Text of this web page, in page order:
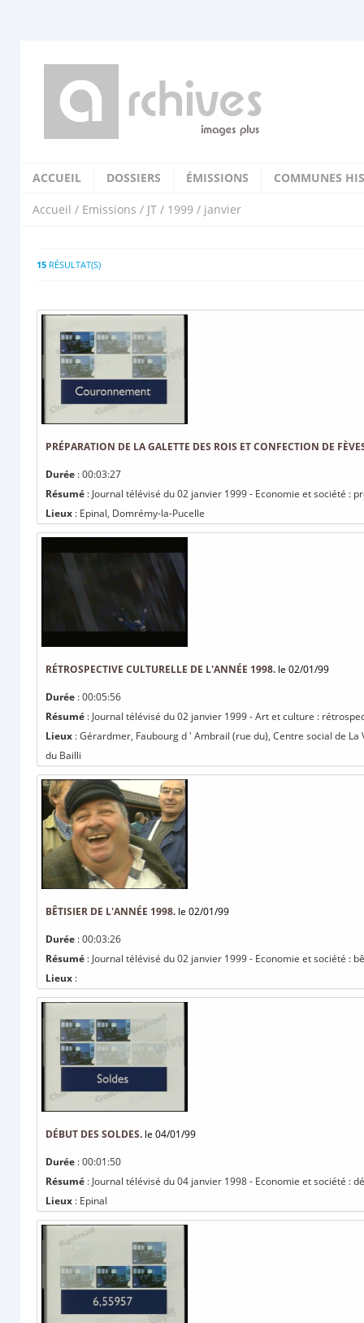
ACCUEIL DOSSIERS ÉMISSIONS COMMUNES
Accueil / Emissions / JT / 1999 / janvier
15 RÉSULTAT(S)
PRÉPARATION DE LA GALETTE DES ROIS ET CONFECTION DE
Durée : 00:03:27
Résumé : Journal télévisé du 02 janvier 1999 - Economie et société :
Lieux : Epinal, Domrémy-la-Pucelle
RÉTROSPECTIVE CULTURELLE DE L'ANNÉE 1998. le 02/01/99
Durée : 00:05:56
Résumé : Journal télévisé du 02 janvier 1999 - Art et culture :
Lieux : Gérardmer, Faubourg d ' Ambrail (rue du), Centre social de
du Bailli
BÊTISIER DE L'ANNÉE 1998. le 02/01/99
Durée : 00:03:26
Résumé : Journal télévisé du 02 janvier 1999 - Economie et société :
Lieux :
DÉBUT DES SOLDES. le 04/01/99
Durée : 00:01:50
Résumé : Journal télévisé du 04 janvier 1998 - Economie et société :
Lieux : Epinal